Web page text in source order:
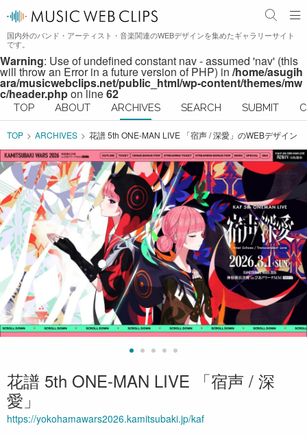
国内外のバンド・アーティスト・音楽関連のWEBデザインを集めたギャラリーサイト
です。
Warning: Use of undefined constant nav - assumed 'nav' (this
will throw an Error in a future version of PHP) in /home/asugih
ara/musicwebclips.net/public_html/wp-content/themes/mw
c/header.phpon line62
TOP ABOUT ARCHIVES SEARCH SUBMIT
TOP ARCHIVES 花譜 5th ONE-MAN LIVE 「宿声 / 深愛」のWEBデザイン
花譜 5th ONE-MAN LIVE 「宿声 / 深
愛」
https://yokohamawars2026.kamitsubaki.jp/kaf